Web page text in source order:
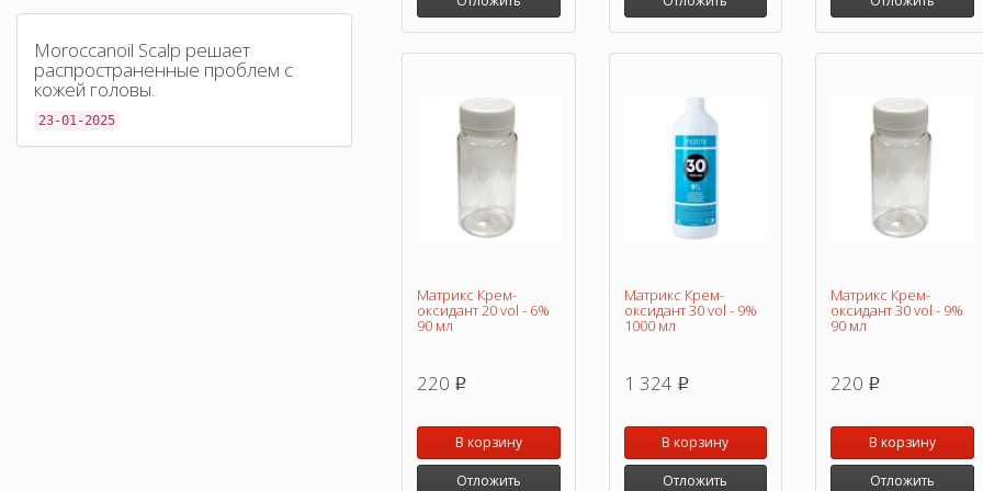
Moroccanoil Scalp решает
распространенные проблем с
кожей головы.
23-01-2025
Матрикс Крем-
оксидант 20 vol - 6%
90 мл
220 p
В корзину
Отложить
Матрикс Крем-
оксидант 30 vol - 9%
1000 мл
1 324 p
В корзину
Отложить
Матрикс Крем-
оксидант 30 vol - 9%
90 мл
220 p
В корзину
Отложить